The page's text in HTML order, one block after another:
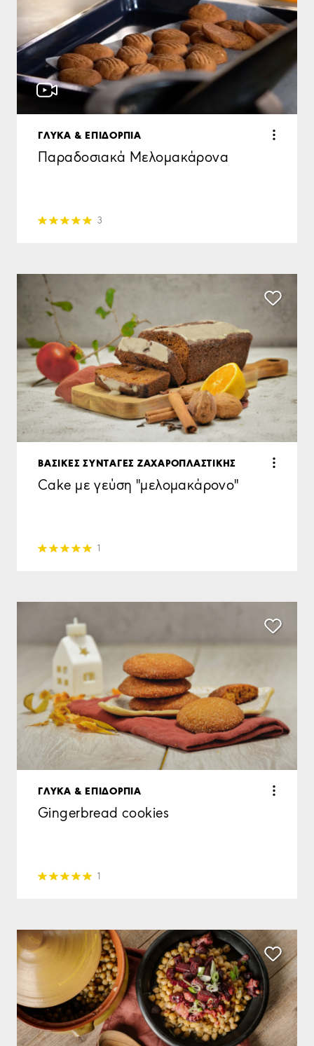
ΓΛΥΚΑ & ΕΠΙΔΟΡΠΙΑ
Παραδοσιακά Μελομακάρονα
3
ΒΑΣΙΚΕΣ ΣΥΝΤΑΓΕΣ ΖΑΧΑΡΟΠΛΑΣΤΙΚΗΣ
Cake με γεύση "μελομακάρονο"
1
ΓΛΥΚΑ & ΕΠΙΔΟΡΠΙΑ
Gingerbread cookies
1